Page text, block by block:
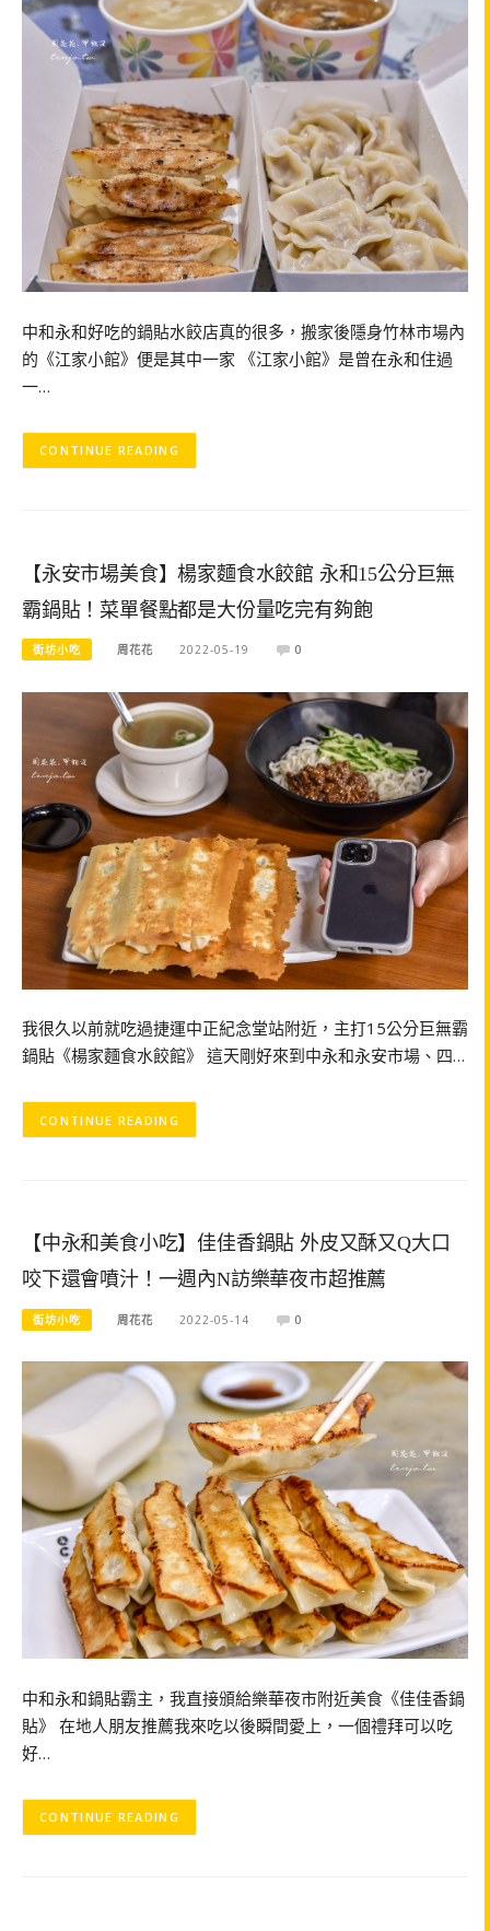
中和永和好吃的鍋貼水餃店真的很多，搬家後隱身竹林市場內
的《江家小館》便是其中一家 《江家小館》是曾在永和住過
一…
CONTINUE READING
【永安市場美食】楊家麵食水餃館 永和15公分巨無
霸鍋貼！菜單餐點都是大份量吃完有夠飽
街坊小吃 周花花 2022-05-19 0
我很久以前就吃過捷運中正紀念堂站附近，主打15公分巨無霸
鍋貼《楊家麵食水餃館》 這天剛好來到中永和永安市場、四…
CONTINUE READING
【中永和美食小吃】佳佳香鍋貼 外皮又酥又Q大口
咬下還會噴汁！一週內N訪樂華夜市超推薦
街坊小吃 周花花 2022-05-14 0
中和永和鍋貼霸主，我直接頒給樂華夜市附近美食《佳佳香鍋
貼》 在地人朋友推薦我來吃以後瞬間愛上，一個禮拜可以吃
好…
CONTINUE READING